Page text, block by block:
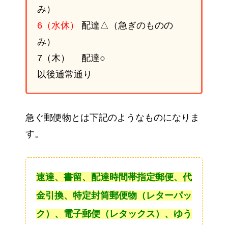
み）
6（水休） 配達△（急ぎのものの
み）
7（木） 配達○
以後通常通り
急ぐ郵便物とは下記のようなものになりま
す。
速達、書留、配達時間帯指定郵便、代
金引換、特定封筒郵便物（レターパッ
ク）、電子郵便（レタックス）、ゆう